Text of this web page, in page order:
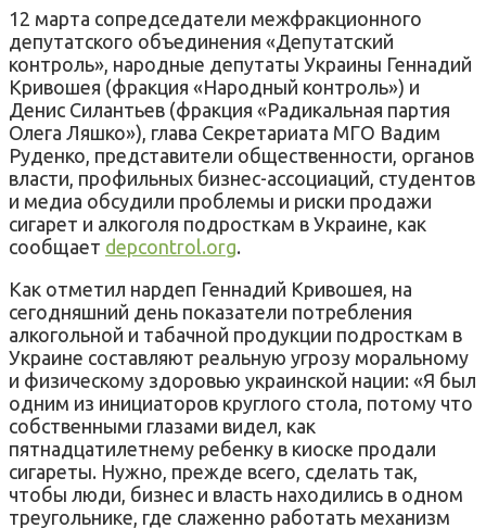
12 марта сопредседатели межфракционного
депутатского объединения «Депутатский
контроль», народные депутаты Украины Геннадий
Кривошея (фракция «Народный контроль») и
Денис Силантьев (фракция «Радикальная партия
Олега Ляшко»), глава Секретариата МГО Вадим
Руденко, представители общественности, органов
власти, профильных бизнес-ассоциаций, студентов
и медиа обсудили проблемы и риски продажи
сигарет и алкоголя подросткам в Украине, как
сообщает depcontrol.org.
Как отметил нардеп Геннадий Кривошея, на
сегодняшний день показатели потребления
алкогольной и табачной продукции подросткам в
Украине составляют реальную угрозу моральному
и физическому здоровью украинской нации: «Я был
одним из инициаторов круглого стола, потому что
собственными глазами видел, как
пятнадцатилетнему ребенку в киоске продали
сигареты. Нужно, прежде всего, сделать так,
чтобы люди, бизнес и власть находились в одном
треугольнике, где слаженно работать механизм